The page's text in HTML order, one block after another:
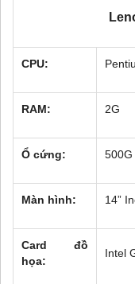
CPU:
RAM: 2G
Ổ cứng: 500G
Màn hình: 14”
Card đồ
họa:
Intel